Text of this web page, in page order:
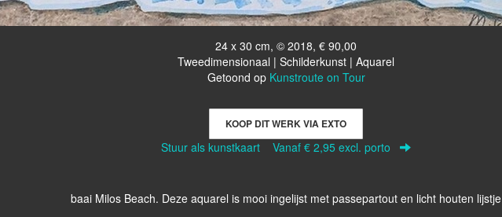
24 x 30 cm, © 2018, € 90,00
Tweedimensionaal | Schilderkunst | Aquarel
Getoond op Kunstroute on Tour
KOOP DIT WERK VIA EXTO
Stuur als kunstkaart Vanaf € 2,95 excl. porto
baai Milos Beach. Deze aquarel is mooi ingelijst met passepartout en licht houten lijstje